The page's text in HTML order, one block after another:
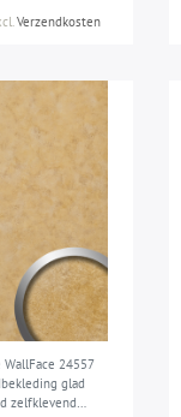
Verzendkosten
24557
glad
zelfklevend